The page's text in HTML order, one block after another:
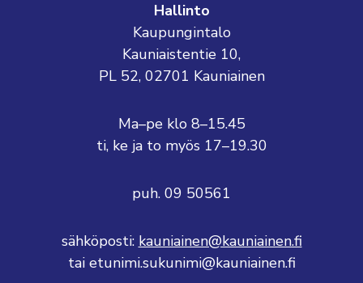
Hallinto
Kaupungintalo
Kauniaistentie 10,
PL 52, 02701 Kauniainen
Ma–pe klo 8–15.45
ti, ke ja to myös 17–19.30
puh. 09 50561
sähköposti: kauniainen@kauniainen.fi
tai etunimi.sukunimi@kauniainen.fi